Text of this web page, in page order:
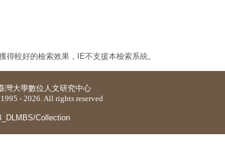
較好的檢索效果，IE不支援本檢索系統。
灣大學數位人文研究中心
- 2026. All rights reserved
Collection